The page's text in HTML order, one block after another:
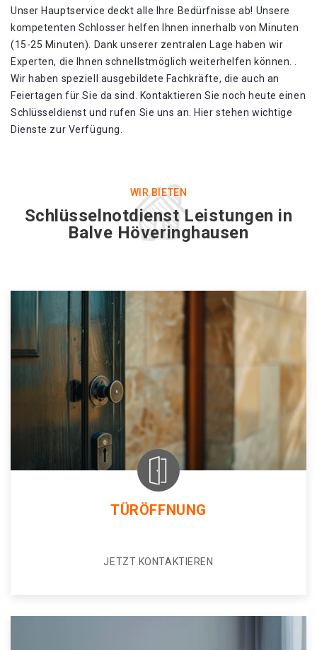
Unser Hauptservice deckt alle Ihre Bedürfnisse ab! Unsere
kompetenten Schlosser helfen Ihnen innerhalb von Minuten
(15-25 Minuten). Dank unserer zentralen Lage haben wir
Experten, die Ihnen schnellstmöglich weiterhelfen können. .
Wir haben speziell ausgebildete Fachkräfte, die auch an
Feiertagen für Sie da sind. Kontaktieren Sie noch heute einen
Schlüsseldienst und rufen Sie uns an. Hier stehen wichtige
Dienste zur Verfügung.
WIR BIETEN
Schlüsselnotdienst Leistungen in
Balve Höveringhausen
TÜRÖFFNUNG
JETZT KONTAKTIEREN